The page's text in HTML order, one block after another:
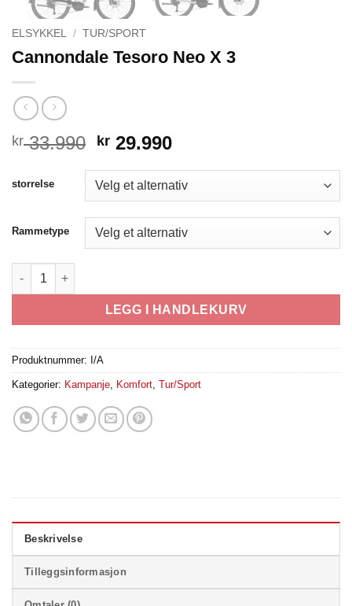
ELSYKKEL / TUR/SPORT
Cannondale Tesoro Neo X 3
kr33.990 Opprinnelig
var:
kr 33.990.
kr 29.990Nåværende
er:
kr 29.990.
storrelse
Rammetype
Cannondale Tesoro Neo X 3 antall
LEGG I HANDLEKURV
Produktnummer: I/A
Kategorier: Kampanje Komfort Tur/Sport
Beskrivelse
Tilleggsinformasjon